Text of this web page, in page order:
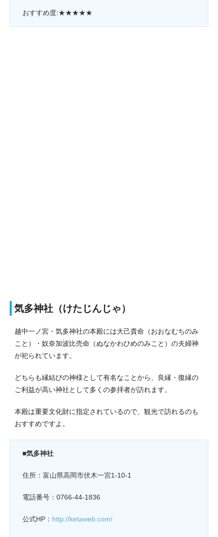
おすすめ度:★★★★★
気多神社（けたじんじゃ）
越中一ノ宮・気多神社の本殿には大己貴命（おおなむちのみ
こと）
・奴奈加波比売命（ぬなかわひめのみこと）の夫婦神
が祀られています。
どちらも縁結びの神様として有名なことから、良縁・復縁の
ご利益が高い神社として多くの参拝者が訪れます。
本殿は重要文化財に指定されているので、観光で訪れるのも
おすすめですよ。
■気多神社
住所：富山県高岡市伏木一宮1-10-1
電話番号：0766-44-1836
公式HP： http://ketaweb.com/